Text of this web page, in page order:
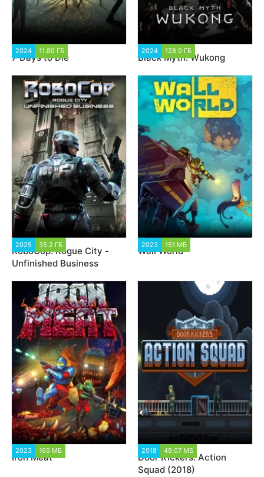
2024 11.80 ГБ
7 Days to Die
2024 128.9 ГБ
Black Myth: Wukong
2025 35.2 ГБ
RoboCop: Rogue City -
Unfinished Business
2023 151 МБ
Wall World
2023 165 МБ
Iron Meat
2018 49.07 МБ
Door Kickers: Action
Squad (2018)